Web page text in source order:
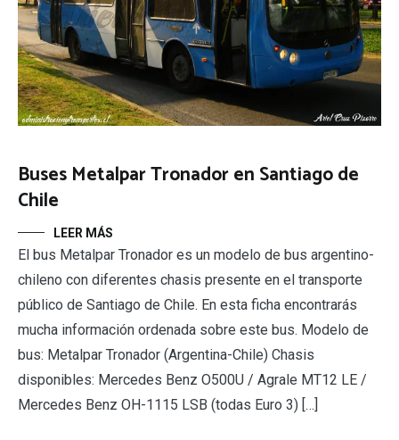
Buses Metalpar Tronador en Santiago de
Chile
LEER MÁS
El bus Metalpar Tronador es un modelo de bus argentino-
chileno con diferentes chasis presente en el transporte
público de Santiago de Chile. En esta ficha encontrarás
mucha información ordenada sobre este bus. Modelo de
bus: Metalpar Tronador (Argentina-Chile) Chasis
disponibles: Mercedes Benz O500U / Agrale MT12 LE /
Mercedes Benz OH-1115 LSB (todas Euro 3) […]